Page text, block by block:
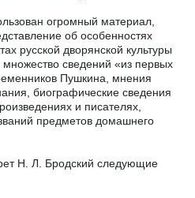
огромный материал,
об особенностях
русской дворянской культуры
сведений «из первых
Пушкина, мнения
биографические сведения
и писателях,
предметов домашнего
Н. Л. Бродский следующие